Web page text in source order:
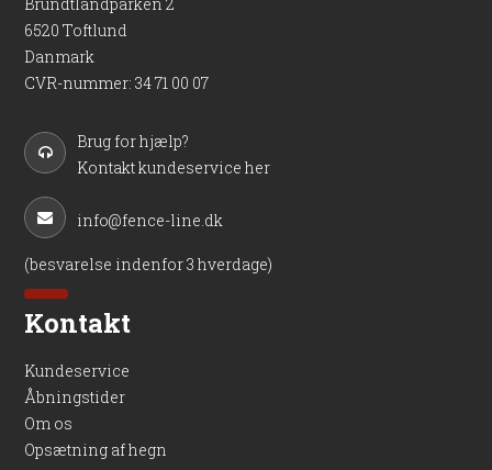
Brundtlandparken 2
6520 Toftlund
Danmark
CVR-nummer: 34 71 00 07
Brug for hjælp?
Kontakt kundeservice her
info@fence-line.dk
(besvarelse indenfor 3 hverdage)
Kontakt
Kundeservice
Åbningstider
Om os
Opsætning af hegn